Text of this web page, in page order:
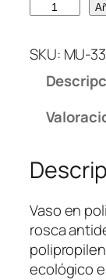
g
P
i
c
o
C
o
f
SKU: MU-
Vaso en
rosca
ecológico